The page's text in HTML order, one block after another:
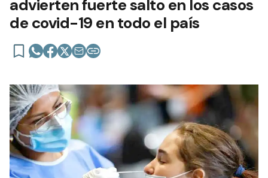
advierten fuerte salto en los casos
de covid-19 en todo el país